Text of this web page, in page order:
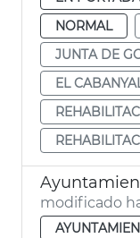
NORMAL
JUNTA DE
EL
modificado